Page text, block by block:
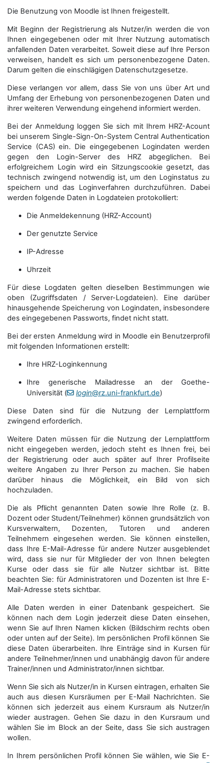
Die Benutzung von Moodle ist Ihnen freigestellt.
Mit Beginn der Registrierung als Nutzer/in werden die von
Ihnen eingegebenen oder mit Ihrer Nutzung automatisch
anfallenden Daten verarbeitet. Soweit diese auf Ihre Person
verweisen, handelt es sich um personenbezogene Daten.
Darum gelten die einschlägigen Datenschutzgesetze.
Diese verlangen vor allem, dass Sie von uns über Art und
Umfang der Erhebung von personenbezogenen Daten und
ihrer weiteren Verwendung eingehend informiert werden.
Bei der Anmeldung loggen Sie sich mit Ihrem HRZ-Acount
bei unserem Single-Sign-On-System Central Authentication
Service (CAS) ein. Die eingegebenen Logindaten werden
gegen den Login-Server des HRZ abgeglichen. Bei
erfolgreichem Login wird ein Sitzungscookie gesetzt, das
technisch zwingend notwendig ist, um den Loginstatus zu
speichern und das Loginverfahren durchzuführen. Dabei
werden folgende Daten in Logdateien protokolliert:
Die Anmeldekennung (HRZ-Account)
Der genutzte Service
IP-Adresse
Uhrzeit
Für diese Logdaten gelten dieselben Bestimmungen wie
oben (Zugriffsdaten / Server-Logdateien). Eine darüber
hinausgehende Speicherung von Logindaten, insbesondere
des eingegebenen Passworts, findet nicht statt.
Bei der ersten Anmeldung wird in Moodle ein Benutzerprofil
mit folgenden Informationen erstellt:
Ihre HRZ-Loginkennung
Ihre generische Mailadresse an der Goethe-
Universität (
login@rz.uni-frankfurt.de)
Diese Daten sind für die Nutzung der Lernplattform
zwingend erforderlich.
Weitere Daten müssen für die Nutzung der Lernplattform
nicht eingegeben werden, jedoch steht es Ihnen frei, bei
der Registrierung oder auch später auf Ihrer Profilseite
weitere Angaben zu Ihrer Person zu machen. Sie haben
darüber hinaus die Möglichkeit, ein Bild von sich
hochzuladen.
Die als Pflicht genannten Daten sowie Ihre Rolle (z. B.
Dozent oder Student/Teilnehmer) können grundsätzlich von
Kursverwaltern, Dozenten, Tutoren und anderen
Teilnehmern eingesehen werden. Sie können einstellen,
dass Ihre E-Mail-Adresse für andere Nutzer ausgeblendet
wird, dass sie nur für Mitglieder der von Ihnen belegten
Kurse oder dass sie für alle Nutzer sichtbar ist. Bitte
beachten Sie: für Administratoren und Dozenten ist Ihre E-
Mail-Adresse stets sichtbar.
Alle Daten werden in einer Datenbank gespeichert. Sie
können nach dem Login jederzeit diese Daten einsehen,
wenn Sie auf Ihren Namen klicken (Bildschirm rechts oben
oder unten auf der Seite). Im persönlichen Profil können Sie
diese Daten überarbeiten. Ihre Einträge sind in Kursen für
andere Teilnehmer/innen und unabhängig davon für andere
Trainer/innen und Administrator/innen sichtbar.
Wenn Sie sich als Nutzer/in in Kursen eintragen, erhalten Sie
auch aus diesen Kursräumen per E-Mail Nachrichten. Sie
können sich jederzeit aus einem Kursraum als Nutzer/in
wieder austragen. Gehen Sie dazu in den Kursraum und
wählen Sie im Block an der Seite, dass Sie sich austragen
wollen.
In Ihrem persönlichen Profil können Sie wählen, wie Sie E-